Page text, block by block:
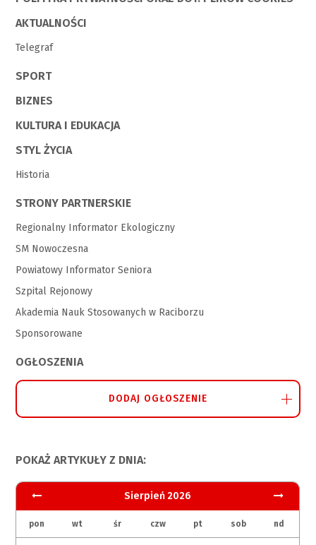
AKTUALNOŚCI
Telegraf
SPORT
BIZNES
KULTURA I EDUKACJA
STYL ŻYCIA
Historia
STRONY PARTNERSKIE
Regionalny Informator Ekologiczny
SM Nowoczesna
Powiatowy Informator Seniora
Szpital Rejonowy
Akademia Nauk Stosowanych w Raciborzu
Sponsorowane
OGŁOSZENIA
DODAJ OGŁOSZENIE
POKAŻ ARTYKUŁY Z DNIA:
Sierpień 2026
pon wt śr czw pt sob nd